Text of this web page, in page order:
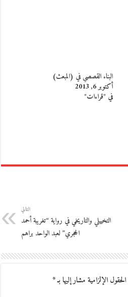
البناء القصصي في (المبعث)
أكتوبر 6, 2013
في "قراءات"
التالي
التخييلي والتاريخي في رواية “تغريبة أحمد
الحجري” لعبد الواحد براهم
الحقول الإلزامية مشار إليها بـ*